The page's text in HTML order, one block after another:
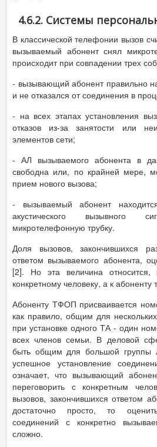
4.6.2. Системы
В классической телефонии вызов
вызываемый абонент снял
происходит при совпадении трех
- вызывающий абонент правильно
и не отказался от соединения в
- на всех этапах установления
отказов из-за занятости или
элементов сети;
- АЛ вызываемого абонента в
свободна или, по крайней мере,
прием нового вызова;
- вызываемый абонент
акустического вызывного
микротелефонную трубку.
Доля вызовов, закончившихся
ответом вызываемого абонента,
[2]. Но эта величина
конкретному человеку, а к
Абоненту ТФОП присваивается
как правило, общим для
при установке одного ТА - один
всех членов семьи. В деловой
быть общим для большой группы
успешное установление
означает, что вызывающий
переговорить с конкретным
вызовов, закончившихся ответом
достаточно просто, то
соединений с конкретно
сложно.